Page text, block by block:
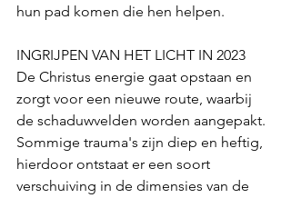
hun pad komen die hen helpen.
INGRIJPEN VAN HET LICHT IN 2023
De Christus energie gaat opstaan en
zorgt voor een nieuwe route, waarbij
de schaduwvelden worden aangepakt.
Sommige trauma's zijn diep en heftig,
hierdoor ontstaat er een soort
verschuiving in de dimensies van de